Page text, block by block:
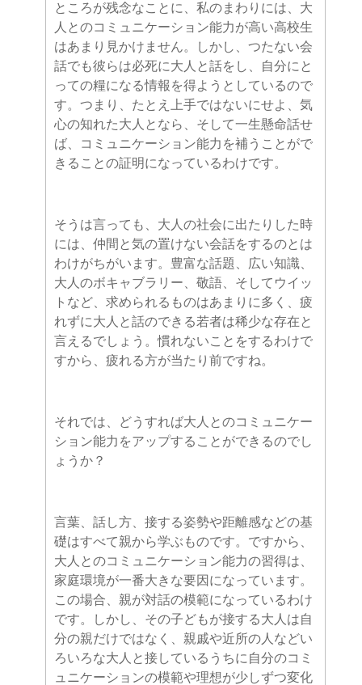
ところが残念なことに、私のまわりには、大
人とのコミュニケーション能力が高い高校生
はあまり見かけません。しかし、つたない会
話でも彼らは必死に大人と話をし、自分にと
っての糧になる情報を得ようとしているので
す。つまり、たとえ上手ではないにせよ、気
心の知れた大人となら、そして一生懸命話せ
ば、コミュニケーション能力を補うことがで
きることの証明になっているわけです。
そうは言っても、大人の社会に出たりした時
には、仲間と気の置けない会話をするのとは
わけがちがいます。豊富な話題、広い知識、
大人のボキャブラリー、敬語、そしてウイッ
トなど、求められるものはあまりに多く、疲
れずに大人と話のできる若者は稀少な存在と
言えるでしょう。慣れないことをするわけで
すから、疲れる方が当たり前ですね。
それでは、
どうすれば大人とのコミュニケー
ション能力をアップすることができるのでし
ょうか？
言葉、話し方、接する姿勢や距離感などの基
礎はすべて親から学ぶものです。ですから、
大人とのコミュニケーション能力の習得は、
家庭環境が一番大きな要因になっています。
この場合、親が対話の模範になっているわけ
です。しかし、その子どもが接する大人は自
分の親だけではなく、親戚や近所の人などい
ろいろな大人と接しているうちに自分のコミ
ュニケーションの模範や理想が少しずつ変化